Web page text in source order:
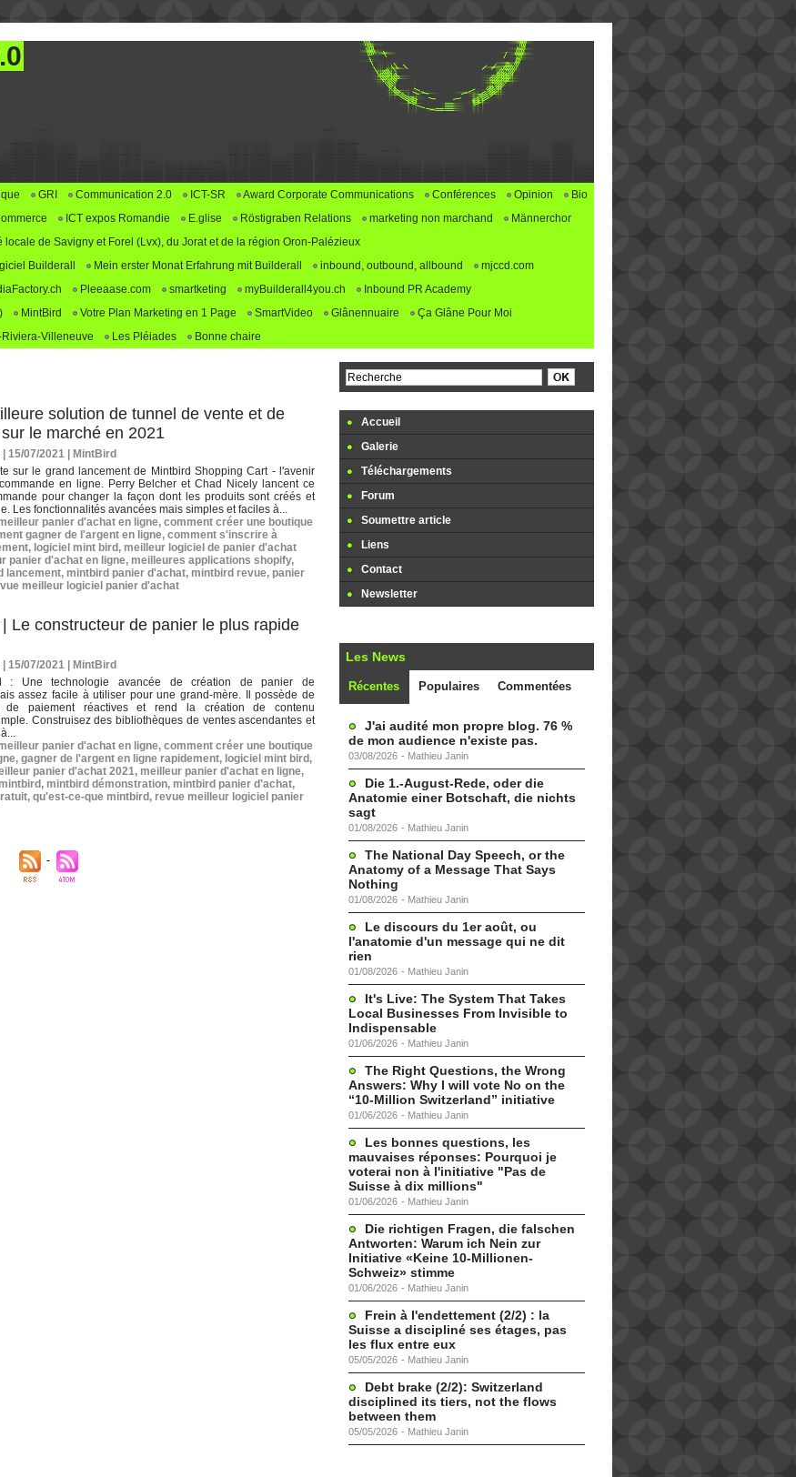
GRI Communication 2.0 ICT-SR Award Corporate Communications Conférences Opinion
Bio
ICT expos Romandie E.glise Röstigraben Relations marketing non marchand
Männerchor
locale de Savigny et Forel (Lvx), du Jorat et de la région Oron-Palézieux
Builderall
Mein erster Monat Erfahrung mit Builderall inbound, outbound, allbound
mjccd.com
Pleeaase.com smartketing myBuilderall4you.ch
Inbound PR Academy
MintBird Votre Plan Marketing en 1 Page SmartVideo Glânennuaire
Ça Glâne Pour Moi
Villeneuve Les Pléiades Bonne chaire
solution de tunnel de vente et de
le marché en 2021
15/07/2021
MintBird
sur le grand lancement de Mintbird Shopping Cart - l'avenir
en ligne. Perry Belcher et Chad Nicely lancent ce
pour changer la façon dont les produits sont créés et
Les fonctionnalités avancées mais simples et faciles à...
panier d'achat en ligne, comment créer une boutique
gagner de l'argent en ligne, comment s'inscrire à
, logiciel mint bird , meilleur logiciel de panier d'achat
panier d'achat en ligne, meilleures applications shopify,
lancement, mintbird panier d'achat, mintbird revue, panier
meilleur logiciel panier d'achat
Le constructeur de panier le plus rapide
15/07/2021
MintBird
: Une technologie avancée de création de panier de
assez facile à utiliser pour une grand-mère. Il possède de
de paiement réactives et rend la création de contenu
Construisez des bibliothèques de ventes ascendantes et
panier d'achat en ligne, comment créer une boutique
, gagner de l'argent en ligne rapidement, logiciel mint bird ,
panier d'achat 2021, meilleur panier d'achat en ligne,
mintbird , mintbird démonstration, mintbird panier d'achat,
, qu'est-ce-que mintbird , revue meilleur logiciel panier
Accueil
Galerie
Téléchargements
Forum
Soumettre article
Liens
Contact
Newsletter
Les News
Récentes Populaires Commentées
J'ai audité mon propre blog. 76 %
de mon audience n'existe pas.
03/08/2026 - Mathieu Janin
Die 1.-August-Rede, oder die
Anatomie einer Botschaft, die nichts
sagt
01/08/2026 - Mathieu Janin
The National Day Speech, or the
Anatomy of a Message That Says
Nothing
01/08/2026 - Mathieu Janin
Le discours du 1er août, ou
l'anatomie d'un message qui ne dit
rien
01/08/2026 - Mathieu Janin
It's Live: The System That Takes
Local Businesses From Invisible to
Indispensable
01/06/2026 - Mathieu Janin
The Right Questions, the Wrong
Answers: Why I will vote No on the
“10-Million Switzerland” initiative
01/06/2026 - Mathieu Janin
Les bonnes questions, les
mauvaises réponses: Pourquoi je
voterai non à l'initiative "Pas de
Suisse à dix millions"
01/06/2026 - Mathieu Janin
Die richtigen Fragen, die falschen
Antworten: Warum ich Nein zur
Initiative «Keine 10-Millionen-
Schweiz» stimme
01/06/2026 - Mathieu Janin
Frein à l'endettement (2/2) : la
Suisse a discipliné ses étages, pas
les flux entre eux
05/05/2026 - Mathieu Janin
Debt brake (2/2): Switzerland
disciplined its tiers, not the flows
between them
05/05/2026 - Mathieu Janin